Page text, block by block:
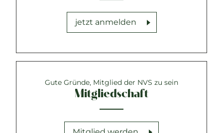
jetzt anmelden
Gute Gründe, Mitglied der NVS zu sein
Mitgliedschaft